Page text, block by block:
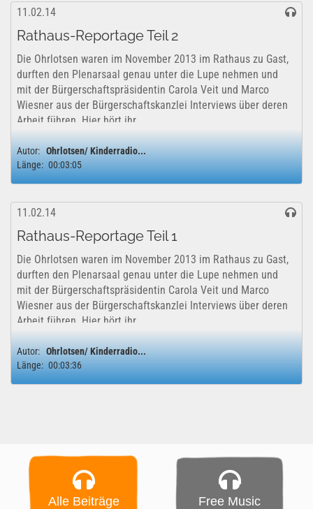
11.02.14
Rathaus-Reportage Teil 2
Die Ohrlotsen waren im November 2013 im Rathaus zu Gast,
durften den Plenarsaal genau unter die Lupe nehmen und
mit der Bürgerschaftspräsidentin Carola Veit und Marco
Wiesner aus der Bürgerschaftskanzlei Interviews über deren
Arbeit führen. Hier hört ihr...
Autor: Ohrlotsen/ Kinderradio...
Länge: 00:03:05
11.02.14
Rathaus-Reportage Teil 1
Die Ohrlotsen waren im November 2013 im Rathaus zu Gast,
durften den Plenarsaal genau unter die Lupe nehmen und
mit der Bürgerschaftspräsidentin Carola Veit und Marco
Wiesner aus der Bürgerschaftskanzlei Interviews über deren
Arbeit führen. Hier hört ihr...
Autor: Ohrlotsen/ Kinderradio...
Länge: 00:03:36
Alle Beiträge Free Music